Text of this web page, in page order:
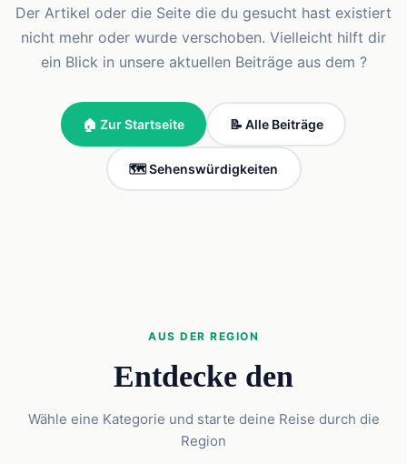
Der Artikel oder die Seite die du gesucht hast existiert
nicht mehr oder wurde verschoben. Vielleicht hilft dir
ein Blick in unsere aktuellen Beiträge aus dem ?
🏠 Zur Startseite 📝 Alle Beiträge
🗺️ Sehenswürdigkeiten
AUS DER REGION
Entdecke den
Wähle eine Kategorie und starte deine Reise durch die
Region